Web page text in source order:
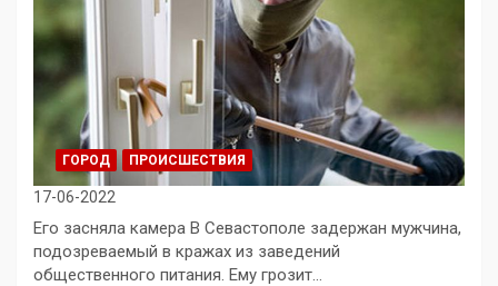
ГОРОД ПРОИСШЕСТВИЯ
17-06-2022
Его засняла камера В Севастополе задержан мужчина,
подозреваемый в кражах из заведений
общественного питания. Ему грозит…